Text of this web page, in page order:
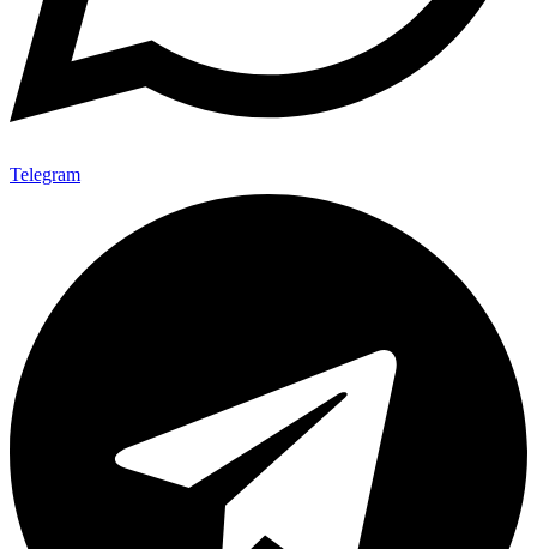
Telegram